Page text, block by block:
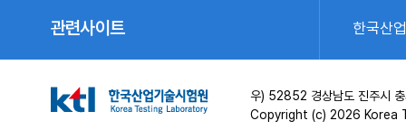
관련사이트 한국산
우) 52852 경상남도 진주시 충
Copyright (c) 2026 Korea